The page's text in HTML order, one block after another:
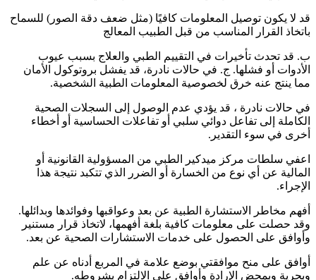
قد لا يكون توصيل المعلومات كافيًا (مثل ضعف دقة الصور) للسماح
باتخاذ القرار المناسب من قبل الطبيب المعالج
ب. قد تحدث تأخيرات في التقييم الطبي والعلاج بسبب عيوب
الأدوات أو فشلها. ج. في حالات نادرة، قد يفشل بروتوكول الأمان
مما ينتج عنه خرق لخصوصية المعلومات الطبية الشخصية.
في حالات نادرة ، قد يؤدي عدم الوصول إلى السجلات الصحية
الكاملة إلى تفاعل دوائي سلبي أو تفاعلات الحساسية أو أخطاء
أخرى في سوء التقدير.
اعفي سلطات مركز ميدكير الطبي من المسؤولية القانونية أو
المالية عن أي نوع من الخسارة أو الضرر الذي تتكبد نتيجة هذا
الإجراء.
أفهم مخاطر الاستشارة الطبية عن بعد وعواقبها وفوائدها وبدائلها.
وقد حصلت على معلومات كافية بلغة أفهمها، لاتخاذ قرار مستنير
وأوافق على الحصول على خدمات الاستشارات الصحية عن بعد.
أوافق على منح موافقتي بوضع علامة في المربع أدناه عن علم
وبحرية وبمحض الإرادة وأوافق على الالتزام بشروطه.